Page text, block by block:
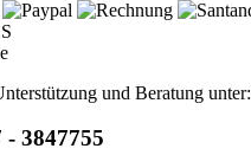
und Beratung unter:
- 3847755